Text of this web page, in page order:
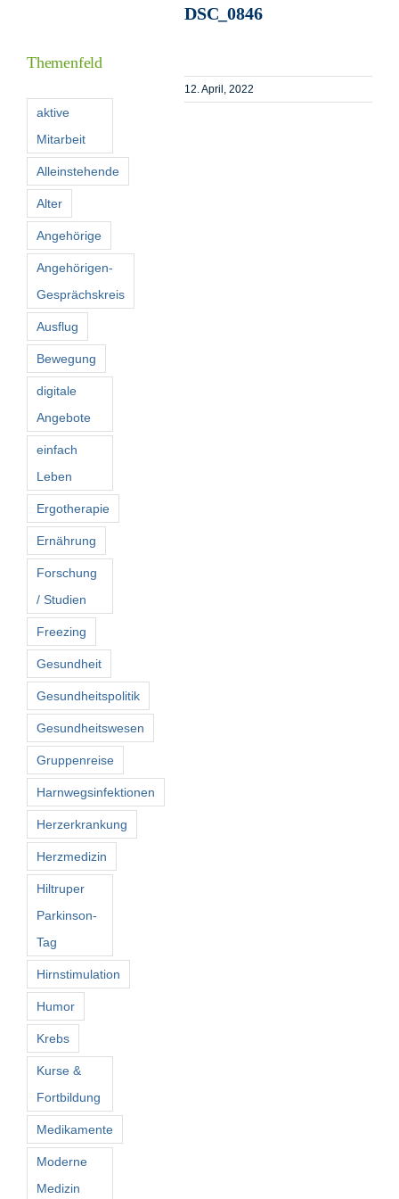
Kontakt
Suche
nach:
DSC_0846
12. April, 2022
Themenfeld
aktive
Mitarbeit
Alleinstehende
Alter
Angehörige
Angehörigen-
Gesprächskreis
Ausflug
Bewegung
digitale
Angebote
einfach
Leben
Ergotherapie
Ernährung
Forschung
/ Studien
Freezing
Gesundheit
Gesundheitspolitik
Gesundheitswesen
Gruppenreise
Harnwegsinfektionen
Herzerkrankung
Herzmedizin
Hiltruper
Parkinson-
Tag
Hirnstimulation
Humor
Krebs
Kurse &
Fortbildung
Medikamente
Moderne
Medizin